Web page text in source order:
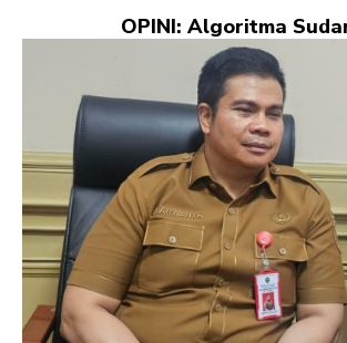
OPINI: Algoritma